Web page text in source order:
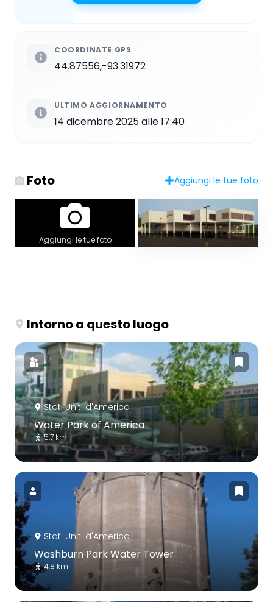
COORDINATE GPS
44.87556,-93.31972
ULTIMO AGGIORNAMENTO
14 dicembre 2025 alle 17:40
Foto Aggiungi le tue foto
Aggiungi le tue foto
Intorno a questo luogo
Stati Uniti d'America
Water Park of America
5.7 km
Stati Uniti d'America
Washburn Park Water Tower
4.8 km